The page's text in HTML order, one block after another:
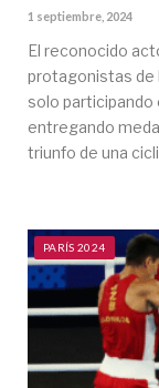
1 septiembre, 2024
El reconocido
protagonistas de
solo participando
entregando
triunfo de una
PARÍS 2024